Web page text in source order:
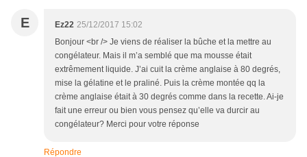
E Ez22 25/12/2017 15:02
Bonjour <br /> Je viens de réaliser la bûche et la mettre au
congélateur. Mais il m’a semblé que ma mousse était
extrêmement liquide. J’ai cuit la crème anglaise à 80 degrés,
mise la gélatine et le praliné. Puis la crème montée qq la
crème anglaise était à 30 degrés comme dans la recette. Ai-je
fait une erreur ou bien vous pensez qu’elle va durcir au
congélateur? Merci pour votre réponse
Répondre